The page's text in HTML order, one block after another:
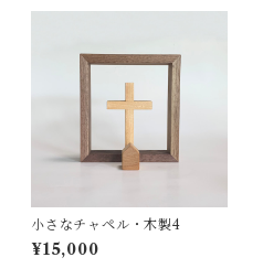
小さなチャペル・木製4
¥15,000